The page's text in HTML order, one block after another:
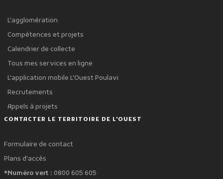
L'agglomération
Compétences et projets
Calendrier de collecte
Tous mes services en ligne
L'application mobile L'Ouest Poulavi
Recrutements
Appels à projets
CONTACTER LE TERRITOIRE DE L'OUEST
Formulaire de contact
Plans d'accès
*Numéro vert : 0800 605 605